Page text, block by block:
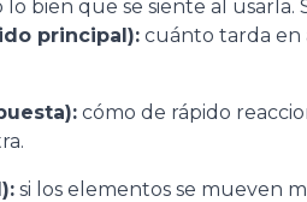
bien que se siente al usarla.
principal): cuánto tarda en
cómo de rápido
si los elementos se mueven